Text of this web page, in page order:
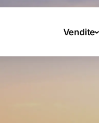
Vendite